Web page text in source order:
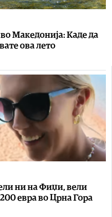
Македонија: Каде да
ова лето
ни на Фиџи, вели
евра во Црна Гора